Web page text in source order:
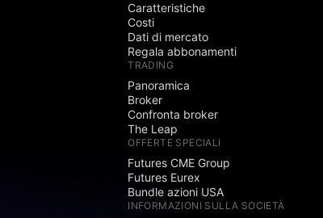
Caratteristiche
Costi
Dati di mercato
Regala abbonamenti
TRADING
Panoramica
Broker
Confronta broker
The Leap
OFFERTE SPECIALI
Futures CME Group
Futures Eurex
Bundle azioni USA
INFORMAZIONI SULLA SOCIETÀ